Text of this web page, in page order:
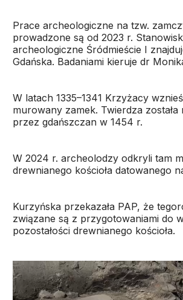
Prace archeologiczne na tzw.
prowadzone są od 2023 r.
archeologiczne Śródmieście I
Gdańska. Badaniami kieruje dr
W latach 1335–1341 Krzyżacy
murowany zamek. Twierdza
przez gdańszczan w 1454 r.
W 2024 r. archeolodzy odkryli tam
drewnianego kościoła datowanego
Kurzyńska przekazała PAP, że
związane są z przygotowaniami do
pozostałości drewnianego kościoła.